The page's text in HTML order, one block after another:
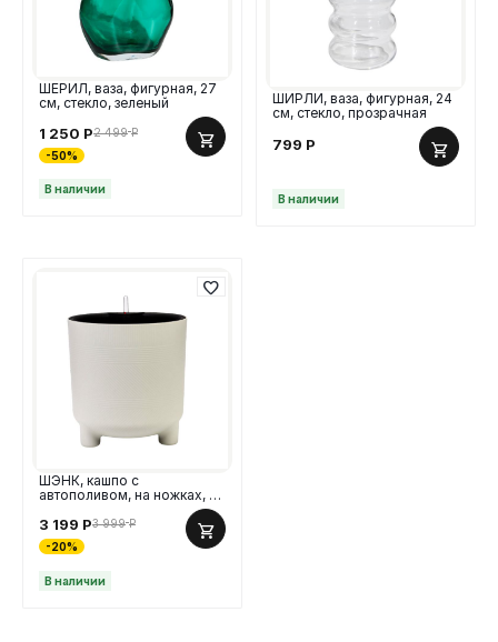
ШЕРИЛ, ваза, фигурная, 27
см, стекло, зеленый
1 250 Р2 499 Р
-50%
В наличии
ШИРЛИ, ваза, фигурная, 24
см, стекло, прозрачная
799 Р
В наличии
ШЭНК, кашпо с
автополивом, на ножках, 29
3 199 Р3 999 Р
-20%
В наличии